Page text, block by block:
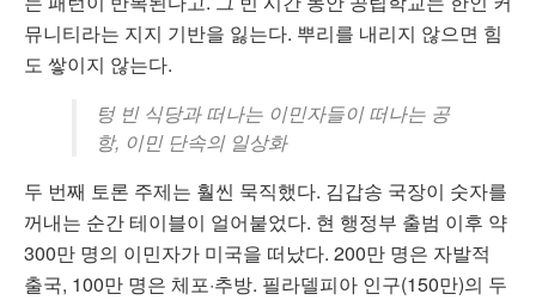
뮤니티라는 지지 기반을 잃는다. 뿌리를 내리지 않으면 힘
도 쌓이지 않는다.
텅 빈 식당과 떠나는 이민자들이 떠나는 공
항, 이민 단속의 일상화
두 번째 토론 주제는 훨씬 묵직했다. 김갑송 국장이 숫자를
꺼내는 순간 테이블이 얼어붙었다. 현 행정부 출범 이후 약
300만 명의 이민자가 미국을 떠났다. 200만 명은 자발적
출국, 100만 명은 체포·추방. 필라델피아 인구(150만)의 두